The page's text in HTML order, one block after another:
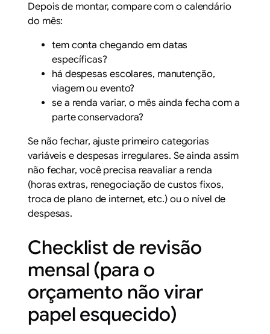
Depois de montar, compare com o calendário
do mês:
tem conta chegando em datas
específicas?
há despesas escolares, manutenção,
viagem ou evento?
se a renda variar, o mês ainda fecha com a
parte conservadora?
Se não fechar, ajuste primeiro categorias
variáveis e despesas irregulares. Se ainda assim
não fechar, você precisa reavaliar a renda
(horas extras, renegociação de custos fixos,
troca de plano de internet, etc.) ou o nível de
despesas.
Checklist de revisão
mensal (para o
orçamento não virar
papel esquecido)